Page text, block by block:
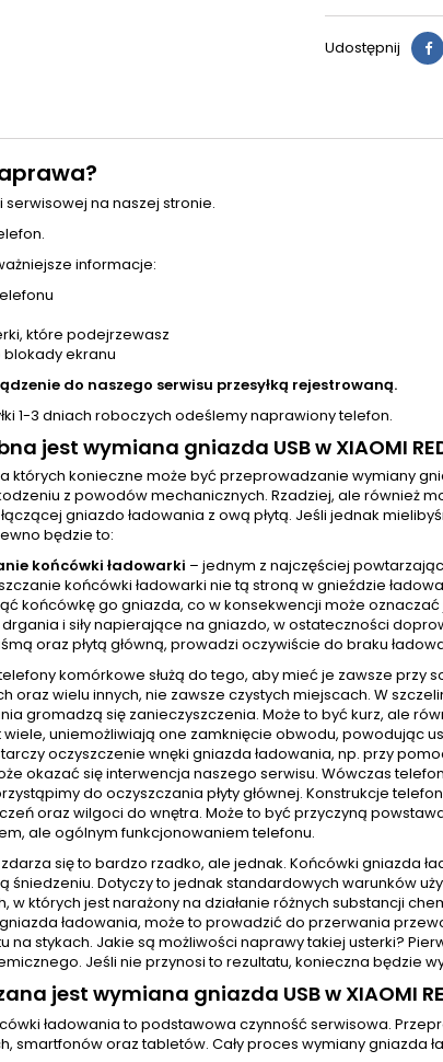
Udostępnij
serwisowej na naszej stronie.
informacje:
które podejrzewasz
blokady ekranu
do naszego serwisu przesyłką rejestrowaną.
1-3 dniach roboczych odeślemy naprawiony telefon.
jest wymiana gniazda USB w XIAOMI
których konieczne może być przeprowadzanie wymiany
z powodów mechanicznych. Rzadziej, ale również
łączącej gniazdo ładowania z ową płytą. Jeśli jednak
będzie to:
końcówki ładowarki – jednym z najczęściej
końcówki ładowarki nie tą stroną w gnieździe
końcówkę go gniazda, co w konsekwencji może oznaczać
i siły napierające na gniazdo, w ostateczności
oraz płytą główną, prowadzi oczywiście do braku
komórkowe służą do tego, aby mieć je zawsze przy
oraz wielu innych, nie zawsze czystych miejscach. W
gromadzą się zanieczyszczenia. Może to być kurz, ale
uniemożliwiają one zamknięcie obwodu, powodując
oczyszczenie wnęki gniazda ładowania, np. przy
okazać się interwencja naszego serwisu. Wówczas telefon
do oczyszczania płyty głównej. Konstrukcje
oraz wilgoci do wnętra. Może to być przyczyną
ale ogólnym funkcjonowaniem telefonu.
się to bardzo rzadko, ale jednak. Końcówki gniazda
śniedzeniu. Dotyczy to jednak standardowych warunków
w których jest narażony na działanie różnych substancji
ładowania, może to prowadzić do przerwania
na stykach. Jakie są możliwości naprawy takiej usterki?
Jeśli nie przynosi to rezultatu, konieczna będzie
jest wymiana gniazda USB w XIAOMI
ładowania to podstawowa czynność serwisowa.
smartfonów oraz tabletów. Cały proces wymiany gniazda